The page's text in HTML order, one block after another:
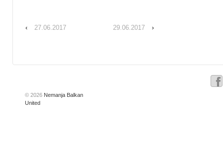
‹ 27.06.2017 29.06.2017 ›
© 2026 Nemanja Balkan
United